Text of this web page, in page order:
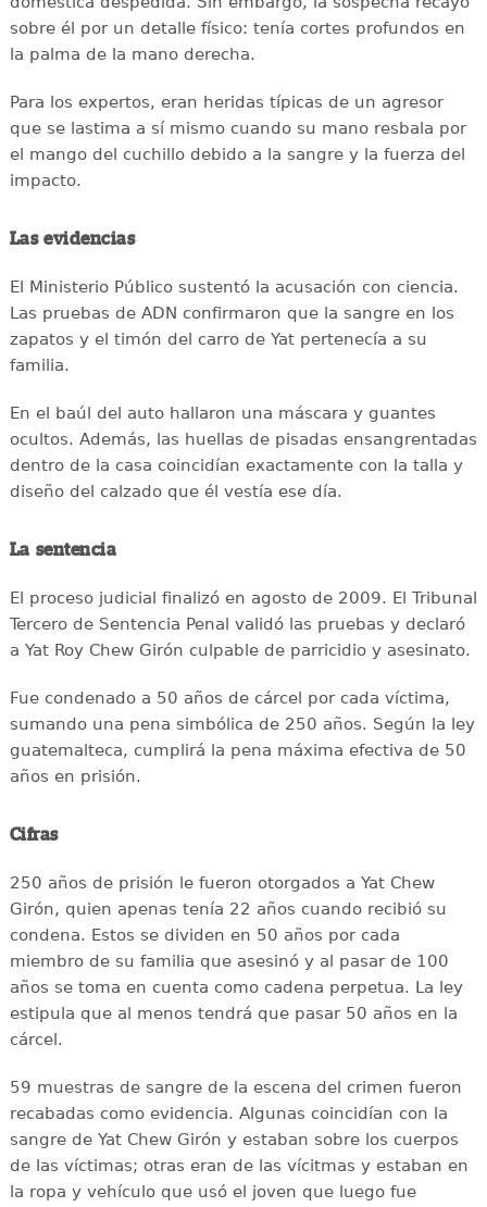
sobre él por un detalle físico: tenía cortes profundos en
la palma de la mano derecha.
Para los expertos, eran heridas típicas de un agresor
que se lastima a sí mismo cuando su mano resbala por
el mango del cuchillo debido a la sangre y la fuerza del
impacto.
Las evidencias
El Ministerio Público sustentó la acusación con ciencia.
Las pruebas de ADN confirmaron que la sangre en los
zapatos y el timón del carro de Yat pertenecía a su
familia.
En el baúl del auto hallaron una máscara y guantes
ocultos. Además, las huellas de pisadas ensangrentadas
dentro de la casa coincidían exactamente con la talla y
diseño del calzado que él vestía ese día.
La sentencia
El proceso judicial finalizó en agosto de 2009. El Tribunal
Tercero de Sentencia Penal validó las pruebas y declaró
a Yat Roy Chew Girón culpable de parricidio y asesinato.
Fue condenado a 50 años de cárcel por cada víctima,
sumando una pena simbólica de 250 años. Según la ley
guatemalteca, cumplirá la pena máxima efectiva de 50
años en prisión.
Cifras
250 años de prisión le fueron otorgados a Yat Chew
Girón, quien apenas tenía 22 años cuando recibió su
condena. Estos se dividen en 50 años por cada
miembro de su familia que asesinó y al pasar de 100
años se toma en cuenta como cadena perpetua. La ley
estipula que al menos tendrá que pasar 50 años en la
cárcel.
59 muestras de sangre de la escena del crimen fueron
recabadas como evidencia. Algunas coincidían con la
sangre de Yat Chew Girón y estaban sobre los cuerpos
de las víctimas; otras eran de las vícitmas y estaban en
la ropa y vehículo que usó el joven que luego fue